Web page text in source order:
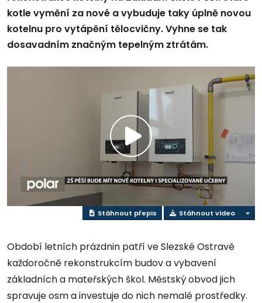
kotle vymění za nové a vybuduje taky úplně novou
kotelnu pro vytápění tělocvičny. Vyhne se tak
dosavadním značným tepelným ztrátám.
Přehrát
video
Stáhnout přepis Stáhnout video
Období letních prázdnin patří ve Slezské Ostravě
každoročně rekonstrukcím budov a vybavení
základních a mateřských škol. Městský obvod jich
spravuje osm a investuje do nich nemalé prostředky.